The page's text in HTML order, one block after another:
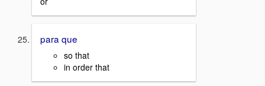
para que
so that
in order that